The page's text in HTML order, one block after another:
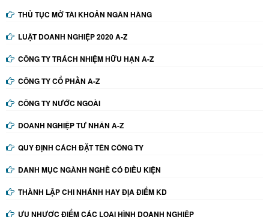
THỦ TỤC MỞ TÀI KHOẢN NGÂN HÀNG
LUẬT DOANH NGHIỆP 2020 A-Z
CÔNG TY TRÁCH NHIỆM HỮU HẠN A-Z
CÔNG TY CỔ PHẦN A-Z
CÔNG TY NƯỚC NGOÀI
DOANH NGHIỆP TƯ NHÂN A-Z
QUY ĐỊNH CÁCH ĐẶT TÊN CÔNG TY
DANH MỤC NGÀNH NGHỀ CÓ ĐIỀU KIỆN
THÀNH LẬP CHI NHÁNH HAY ĐỊA ĐIỂM KD
ƯU NHƯỢC ĐIỂM CÁC LOẠI HÌNH DOANH NGHIỆP